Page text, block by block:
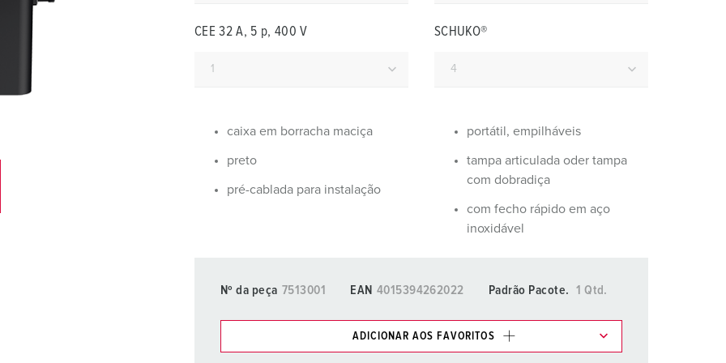
Fichas e tomadas de acordo com normas internacionais
CEE 32 A, 5 p, 400 V SCHUKO®
caixa em borracha maciça
preto
pré-cablada para instalação
portátil, empilháveis
tampa articulada oder tampa
com dobradiça
com fecho rápido em aço
inoxidável
Nº da peça 7513001 EAN 4015394262022 Padrão Pacote. 1 Qtd.
ADICIONAR AOS FAVORITOS